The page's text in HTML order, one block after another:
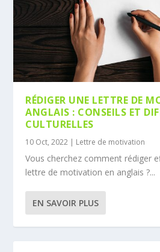
RÉDIGER UNE LETTRE DE
ANGLAIS : CONSEILS ET
CULTURELLES
10 Oct, 2022 | Lettre de motivation
Vous cherchez comment rédiger
lettre de motivation en anglais ?...
EN SAVOIR PLUS